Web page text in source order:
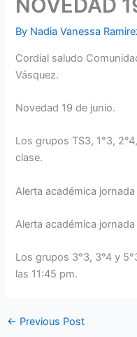
NOVEDAD
By Nadia Vanessa
Cordial saludo
Vásquez.
Novedad 19 de junio.
Los grupos TS3, 1°3,
clase.
Alerta académica
Alerta académica
Los grupos 3°3, 3°4 y
las 11:45 pm.
← Previous Post